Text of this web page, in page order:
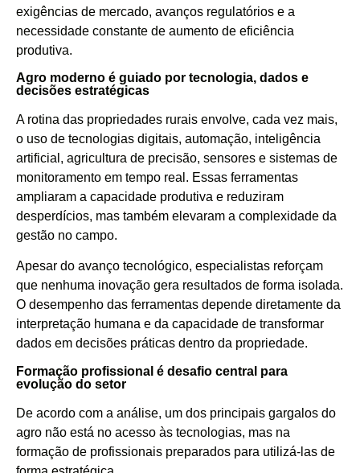
exigências de mercado, avanços regulatórios e a
necessidade constante de aumento de eficiência
produtiva.
Agro moderno é guiado por tecnologia, dados e
decisões estratégicas
A rotina das propriedades rurais envolve, cada vez mais,
o uso de tecnologias digitais, automação, inteligência
artificial, agricultura de precisão, sensores e sistemas de
monitoramento em tempo real. Essas ferramentas
ampliaram a capacidade produtiva e reduziram
desperdícios, mas também elevaram a complexidade da
gestão no campo.
Apesar do avanço tecnológico, especialistas reforçam
que nenhuma inovação gera resultados de forma isolada.
O desempenho das ferramentas depende diretamente da
interpretação humana e da capacidade de transformar
dados em decisões práticas dentro da propriedade.
Formação profissional é desafio central para
evolução do setor
De acordo com a análise, um dos principais gargalos do
agro não está no acesso às tecnologias, mas na
formação de profissionais preparados para utilizá-las de